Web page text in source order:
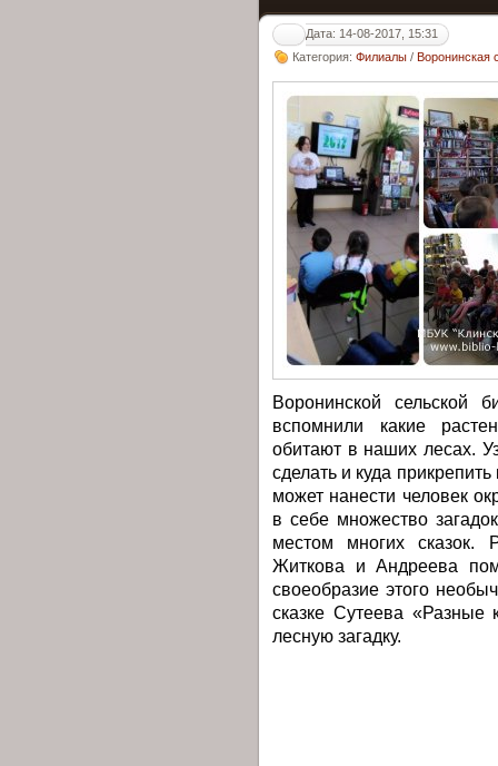
Дата: 14-08-2017, 15:31
Категория: Филиалы / Воронинская
Воронинской сельской
вспомнили какие
обитают в наших лесах.
сделать и куда
может нанести человек
в себе множество
местом многих сказок.
Житкова и Андреева
своеобразие этого
сказке Сутеева «Разные
лесную загадку.